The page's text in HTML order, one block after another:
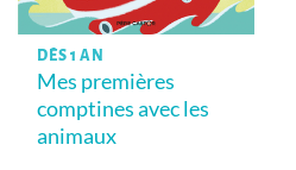
DÈS 1 AN
Mes premières
comptines avec les
animaux